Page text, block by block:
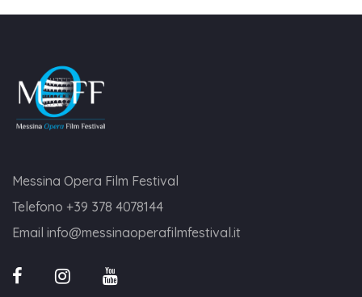
Messina Opera Film Festival
Telefono +39 378 4078144
Email info@messinaoperafilmfestival.it